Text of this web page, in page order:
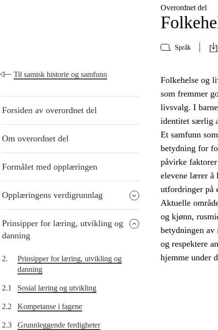
Overordnet del
Språk
Til samisk historie og samfunn
Forsiden av overordnet del
Om overordnet del
Formålet med opplæringen
Opplæringens verdigrunnlag
Prinsipper for læring, utvikling og
danning
2.
Prinsipper for læring, utvikling og
danning
2.1 Sosial læring og utvikling
2.2 Kompetanse i fagene
2.3 Grunnleggende ferdigheter
Folkehelse og
som fremmer
livsvalg. I
identitet særlig
Et samfunn
betydning for
påvirke
elevene lærer å
utfordringer på
Aktuelle
og kjønn,
betydningen av
og respektere
hjemme under